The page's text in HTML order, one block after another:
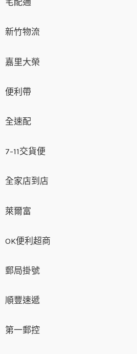
宅配通
新竹物流
嘉里大榮
便利帶
全速配
7-11交貨便
全家店到店
萊爾富
OK便利超商
郵局掛號
順豐速遞
第一郵控